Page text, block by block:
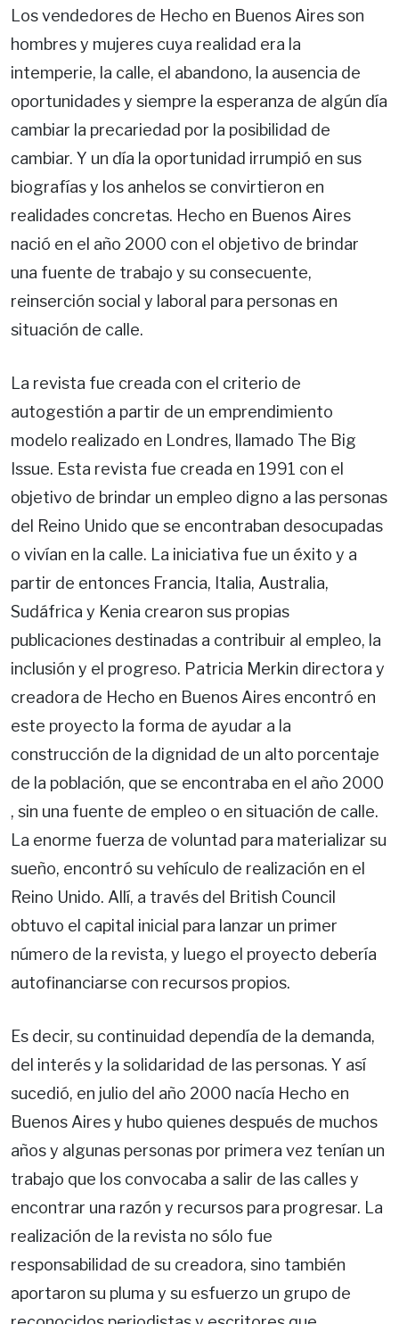
Los vendedores de Hecho en Buenos Aires son
hombres y mujeres cuya realidad era la
intemperie, la calle, el abandono, la ausencia de
oportunidades y siempre la esperanza de algún día
cambiar la precariedad por la posibilidad de
cambiar. Y un día la oportunidad irrumpió en sus
biografías y los anhelos se convirtieron en
realidades concretas. Hecho en Buenos Aires
nació en el año 2000 con el objetivo de brindar
una fuente de trabajo y su consecuente,
reinserción social y laboral para personas en
situación de calle.
La revista fue creada con el criterio de
autogestión a partir de un emprendimiento
modelo realizado en Londres, llamado The Big
Issue. Esta revista fue creada en 1991 con el
objetivo de brindar un empleo digno a las personas
del Reino Unido que se encontraban desocupadas
o vivían en la calle. La iniciativa fue un éxito y a
partir de entonces Francia, Italia, Australia,
Sudáfrica y Kenia crearon sus propias
publicaciones destinadas a contribuir al empleo, la
inclusión y el progreso. Patricia Merkin directora y
creadora de Hecho en Buenos Aires encontró en
este proyecto la forma de ayudar a la
construcción de la dignidad de un alto porcentaje
de la población, que se encontraba en el año 2000
, sin una fuente de empleo o en situación de calle.
La enorme fuerza de voluntad para materializar su
sueño, encontró su vehículo de realización en el
Reino Unido. Allí, a través del British Council
obtuvo el capital inicial para lanzar un primer
número de la revista, y luego el proyecto debería
autofinanciarse con recursos propios.
Es decir, su continuidad dependía de la demanda,
del interés y la solidaridad de las personas. Y así
sucedió, en julio del año 2000 nacía Hecho en
Buenos Aires y hubo quienes después de muchos
años y algunas personas por primera vez tenían un
trabajo que los convocaba a salir de las calles y
encontrar una razón y recursos para progresar. La
realización de la revista no sólo fue
responsabilidad de su creadora, sino también
aportaron su pluma y su esfuerzo un grupo de